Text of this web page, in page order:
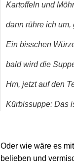
Kartoffeln und
dann rühre ich um,
Ein bisschen
bald wird die
Hm, jetzt auf den
Kürbissuppe: Das
Oder wie wäre es
belieben und